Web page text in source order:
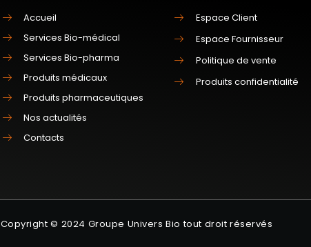
Accueil
Services Bio-médical
Services Bio-pharma
Produits médicaux
Produits pharmaceutiques
Nos actualités
Contacts
Espace Client
Espace Fournisseur
Politique de vente
Produits confidentialité
Copyright © 2024 Groupe Univers Bio tout droit réservés